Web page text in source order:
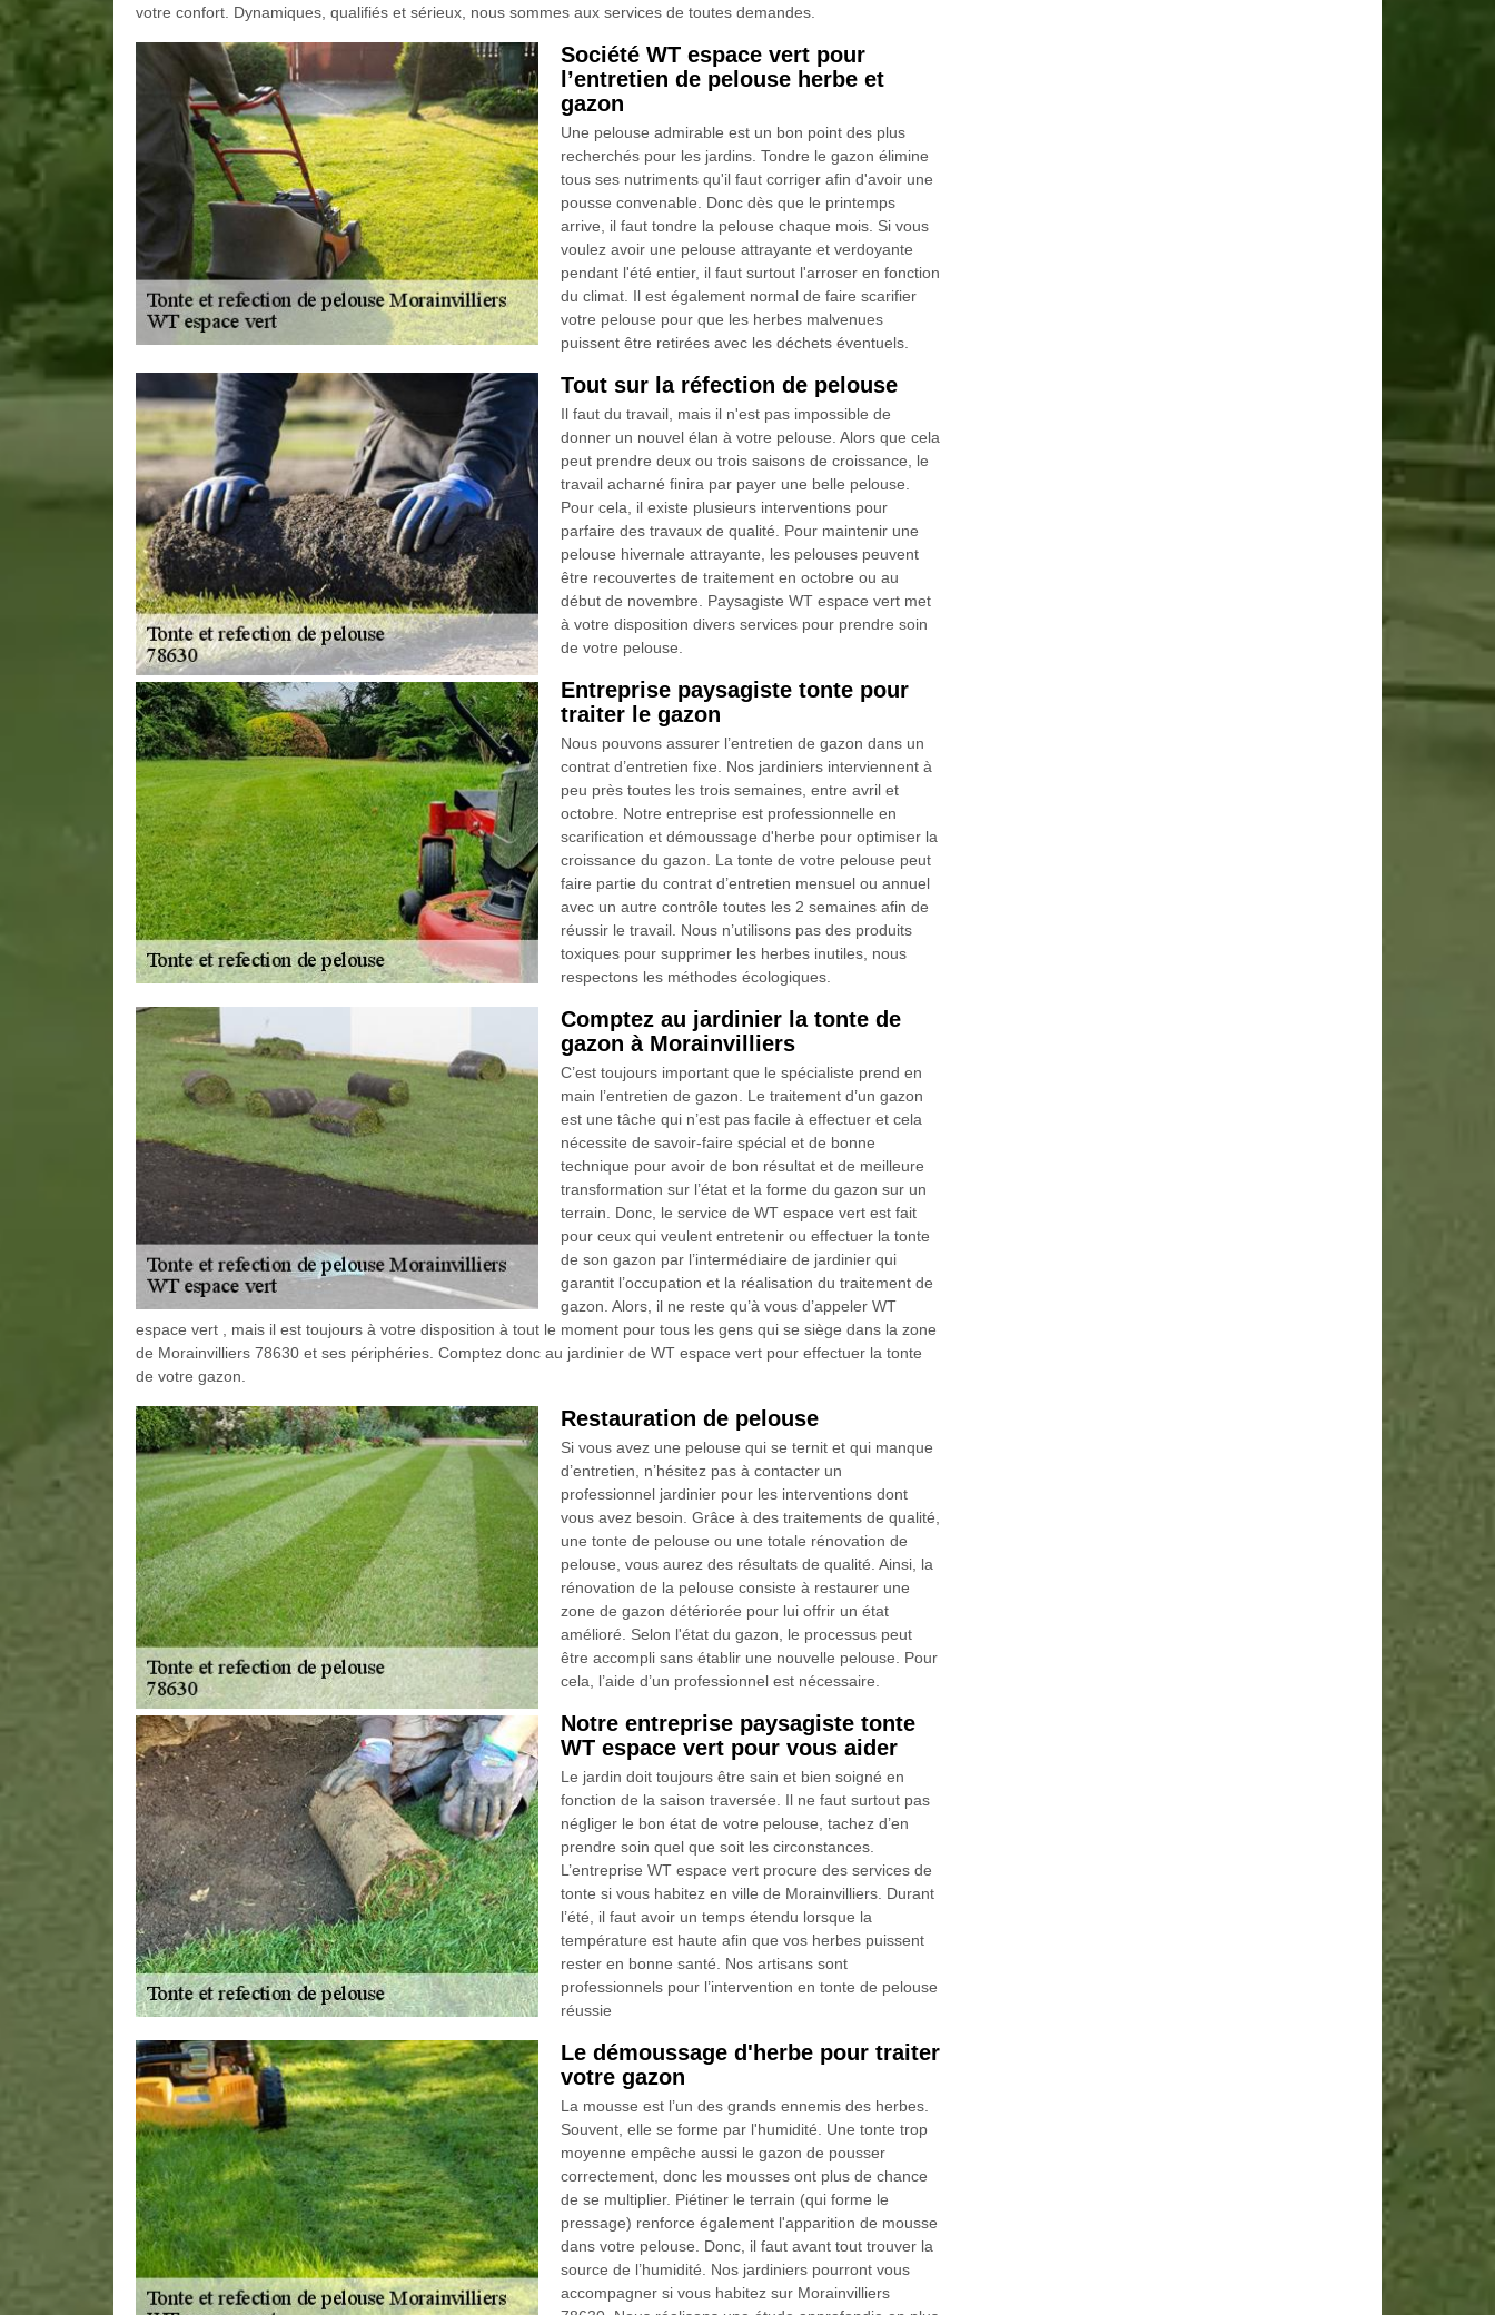
votre confort. Dynamiques, qualifiés et sérieux, nous sommes aux services de toutes demandes.
Société WT espace vert pour
l’entretien de pelouse herbe et
gazon
Une pelouse admirable est un bon point des plus
recherchés pour les jardins. Tondre le gazon élimine
tous ses nutriments qu'il faut corriger afin d'avoir une
pousse convenable. Donc dès que le printemps
arrive, il faut tondre la pelouse chaque mois. Si vous
voulez avoir une pelouse attrayante et verdoyante
pendant l'été entier, il faut surtout l'arroser en fonction
du climat. Il est également normal de faire scarifier
votre pelouse pour que les herbes malvenues
puissent être retirées avec les déchets éventuels.
Tout sur la réfection de pelouse
Il faut du travail, mais il n'est pas impossible de
donner un nouvel élan à votre pelouse. Alors que cela
peut prendre deux ou trois saisons de croissance, le
travail acharné finira par payer une belle pelouse.
Pour cela, il existe plusieurs interventions pour
parfaire des travaux de qualité. Pour maintenir une
pelouse hivernale attrayante, les pelouses peuvent
être recouvertes de traitement en octobre ou au
début de novembre. Paysagiste WT espace vert met
à votre disposition divers services pour prendre soin
de votre pelouse.
Entreprise paysagiste tonte pour
traiter le gazon
Nous pouvons assurer l’entretien de gazon dans un
contrat d’entretien fixe. Nos jardiniers interviennent à
peu près toutes les trois semaines, entre avril et
octobre. Notre entreprise est professionnelle en
scarification et démoussage d'herbe pour optimiser la
croissance du gazon. La tonte de votre pelouse peut
faire partie du contrat d’entretien mensuel ou annuel
avec un autre contrôle toutes les 2 semaines afin de
réussir le travail. Nous n’utilisons pas des produits
toxiques pour supprimer les herbes inutiles, nous
respectons les méthodes écologiques.
Comptez au jardinier la tonte de
gazon à Morainvilliers
C’est toujours important que le spécialiste prend en
main l’entretien de gazon. Le traitement d’un gazon
est une tâche qui n’est pas facile à effectuer et cela
nécessite de savoir-faire spécial et de bonne
technique pour avoir de bon résultat et de meilleure
transformation sur l’état et la forme du gazon sur un
terrain. Donc, le service de WT espace vert est fait
pour ceux qui veulent entretenir ou effectuer la tonte
de son gazon par l’intermédiaire de jardinier qui
garantit l’occupation et la réalisation du traitement de
gazon. Alors, il ne reste qu’à vous d’appeler WT
espace vert , mais il est toujours à votre disposition à tout le moment pour tous les gens qui se siège dans la zone
de Morainvilliers 78630 et ses périphéries. Comptez donc au jardinier de WT espace vert pour effectuer la tonte
de votre gazon.
Restauration de pelouse
Si vous avez une pelouse qui se ternit et qui manque
d’entretien, n’hésitez pas à contacter un
professionnel jardinier pour les interventions dont
vous avez besoin. Grâce à des traitements de qualité,
une tonte de pelouse ou une totale rénovation de
pelouse, vous aurez des résultats de qualité. Ainsi, la
rénovation de la pelouse consiste à restaurer une
zone de gazon détériorée pour lui offrir un état
amélioré. Selon l'état du gazon, le processus peut
être accompli sans établir une nouvelle pelouse. Pour
cela, l’aide d’un professionnel est nécessaire.
Notre entreprise paysagiste tonte
WT espace vert pour vous aider
Le jardin doit toujours être sain et bien soigné en
fonction de la saison traversée. Il ne faut surtout pas
négliger le bon état de votre pelouse, tachez d’en
prendre soin quel que soit les circonstances.
L’entreprise WT espace vert procure des services de
tonte si vous habitez en ville de Morainvilliers. Durant
l’été, il faut avoir un temps étendu lorsque la
température est haute afin que vos herbes puissent
rester en bonne santé. Nos artisans sont
professionnels pour l’intervention en tonte de pelouse
réussie
Le démoussage d'herbe pour traiter
votre gazon
La mousse est l’un des grands ennemis des herbes.
Souvent, elle se forme par l'humidité. Une tonte trop
moyenne empêche aussi le gazon de pousser
correctement, donc les mousses ont plus de chance
de se multiplier. Piétiner le terrain (qui forme le
pressage) renforce également l'apparition de mousse
dans votre pelouse. Donc, il faut avant tout trouver la
source de l’humidité. Nos jardiniers pourront vous
accompagner si vous habitez sur Morainvilliers